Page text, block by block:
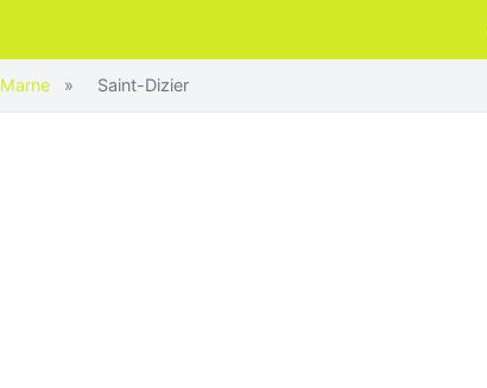
» Saint-Dizier